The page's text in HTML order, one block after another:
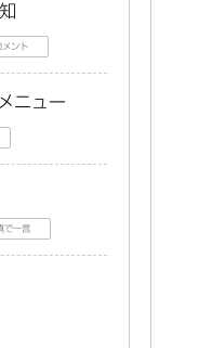
メント
ニュー
で一言